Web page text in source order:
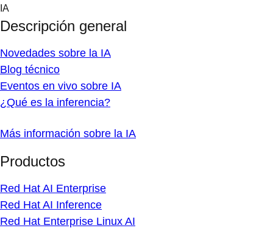
Skip
content
IA
Descripción general
Novedades sobre la IA
Blog técnico
Eventos en vivo sobre IA
¿Qué es la inferencia?
Más información sobre la IA
Productos
Red Hat AI Enterprise
Red Hat AI Inference
Red Hat Enterprise Linux AI